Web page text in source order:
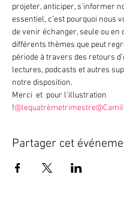
projeter, anticiper, s’informer
essentiel, c’est pourquoi nous
de venir échanger, seule ou en
différents thèmes que peut
période à travers des retours
lectures, podcasts et autres
notre disposition.
Merci et pour l'illustration
!@lequatrèmetrimestre
Partager cet